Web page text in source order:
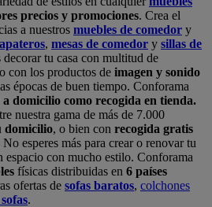
precios y promociones. Crea el
a nuestros muebles de comedor y
, mesas de comedor y sillas de
decorar tu casa con multitud de
con los productos de imagen y sonido
épocas de buen tiempo. Conforama
domicilio como recogida en tienda.
nuestra gama de más de 7.000
domicilio, o bien con recogida gratis
No esperes más para crear o renovar tu
espacio con mucho estilo. Conforama
físicas distribuidas en 6 países
ofertas de sofas baratos, colchones
.